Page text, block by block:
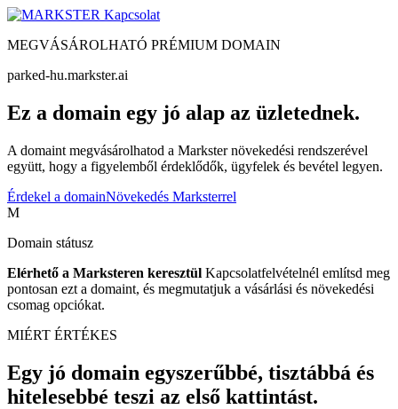
Kapcsolat
MEGVÁSÁROLHATÓ PRÉMIUM DOMAIN
parked-hu.markster.ai
Ez a domain egy jó alap az üzletednek.
A domaint megvásárolhatod a Markster növekedési rendszerével
együtt, hogy a figyelemből érdeklődők, ügyfelek és bevétel legyen.
Érdekel a domainNövekedés Marksterrel
M
Domain státusz
Elérhető a Marksteren keresztül Kapcsolatfelvételnél említsd meg
pontosan ezt a domaint, és megmutatjuk a vásárlási és növekedési
csomag opciókat.
MIÉRT ÉRTÉKES
Egy jó domain egyszerűbbé, tisztábbá és
hitelesebbé teszi az első kattintást.